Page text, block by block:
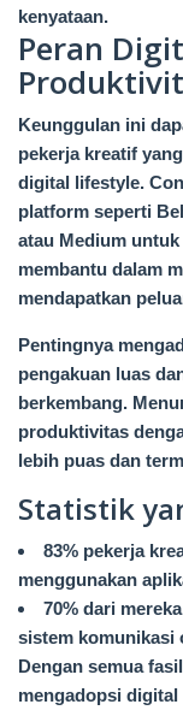
kenyataan.
Peran
Keunggulan ini
pekerja kreatif
digital lifestyle.
platform seperti
atau Medium
membantu dalam
mendapatkan
Pentingnya
pengakuan luas
berkembang.
produktivitas
lebih puas dan
Statistik
83% pekerja
menggunakan
70% dari
sistem komunikasi
Dengan semua
mengadopsi